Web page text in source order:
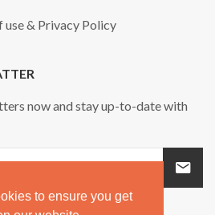
to ensure you get
use& Privacy Policy
now and stay up-to-date with